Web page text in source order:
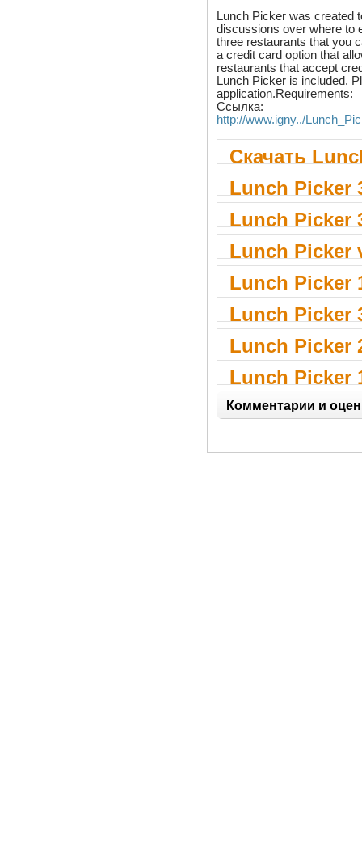
Lunch Picker was created
discussions over where to
three restaurants that you
a credit card option that
restaurants that accept
Lunch Picker is included.
application.Requirements:
Ссылка:
http://www.igny../
Скачать
Lunch Picker
Lunch Picker
Lunch Picker
Lunch Picker
Lunch Picker
Lunch Picker
Lunch Picker
Комментарии и